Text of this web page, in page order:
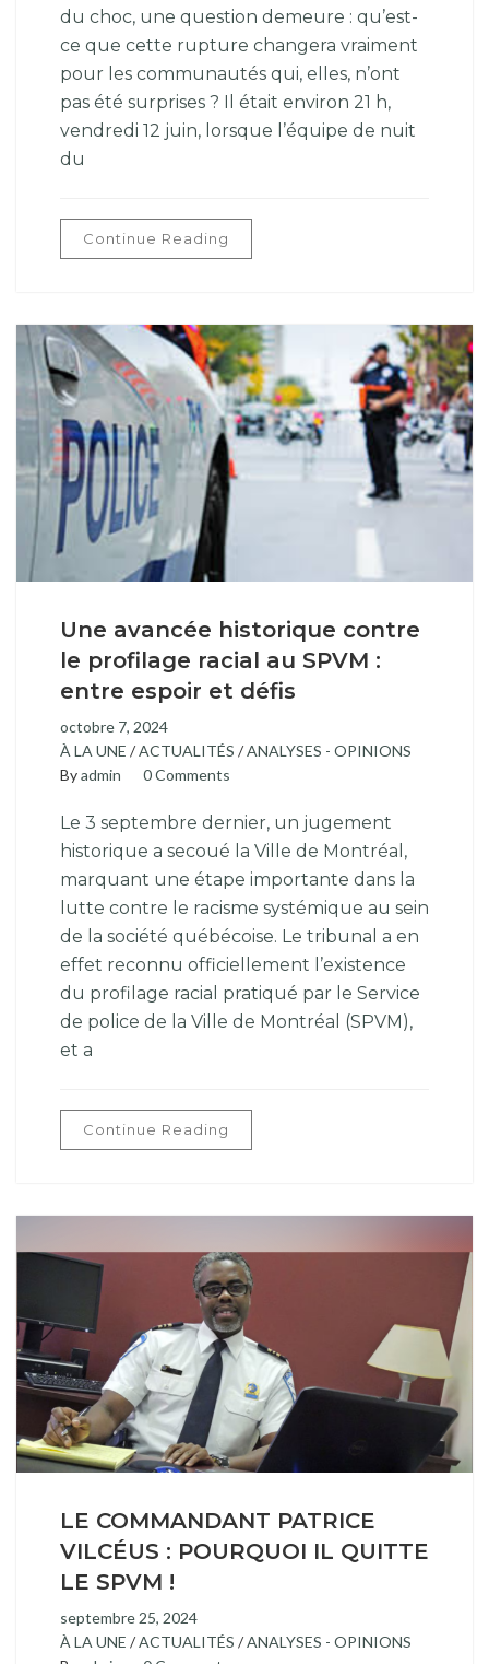
du choc, une question demeure : qu’est-
ce que cette rupture changera vraiment
pour les communautés qui, elles, n’ont
pas été surprises ? Il était environ 21 h,
vendredi 12 juin, lorsque l’équipe de nuit
du
Continue Reading
Une avancée historique contre
le profilage racial au SPVM :
entre espoir et défis
octobre 7, 2024
À LA UNE /ACTUALITÉS /ANALYSES - OPINIONS
Byadmin 0 Comments
Le 3 septembre dernier, un jugement
historique a secoué la Ville de Montréal,
marquant une étape importante dans la
lutte contre le racisme systémique au sein
de la société québécoise. Le tribunal a en
effet reconnu officiellement l’existence
du profilage racial pratiqué par le Service
de police de la Ville de Montréal (SPVM),
et a
Continue Reading
LE COMMANDANT PATRICE
VILCÉUS : POURQUOI IL QUITTE
LE SPVM !
septembre 25, 2024
À LA UNE /ACTUALITÉS /ANALYSES - OPINIONS